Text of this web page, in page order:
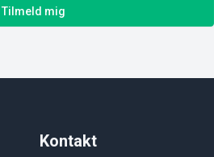
Tilmeld mig
Kontakt